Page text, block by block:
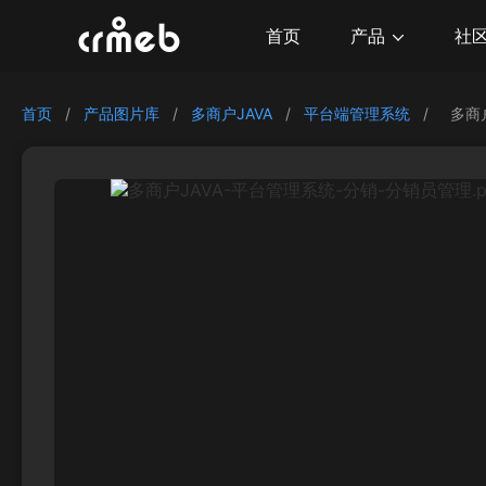
首页 产品 社
首页 / 产品图片库 / 多商户JAVA / 平台端管理系统 / 多商